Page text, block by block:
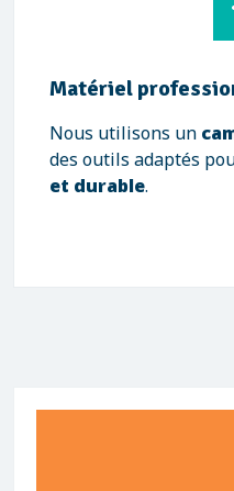
Matériel
Nous utilisons un
des outils adaptés
et durable.